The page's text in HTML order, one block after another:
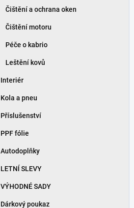
Čištění a ochrana oken
Čištění motoru
Péče o kabrio
Leštění kovů
Interiér
Kola a pneu
Příslušenství
PPF fólie
Autodoplňky
LETNÍ SLEVY
VÝHODNÉ SADY
Dárkový poukaz